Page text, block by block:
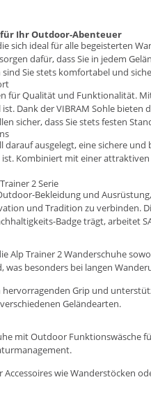
Ihr Outdoor-Abenteuer
sich ideal für alle
dafür, dass Sie in jedem
Sie stets komfortabel und
für Qualität und Funktionalität.
Dank der VIBRAM Sohle
sicher, dass Sie stets festen
darauf ausgelegt, eine sichere
Kombiniert mit einer
2 Serie
Bekleidung und
und Tradition zu verbinden.
Badge trägt, arbeitet
Alp Trainer 2 Wanderschuhe
besonders bei langen
Grip und
Geländearten.
mitOutdoor Funktionswäsche
wie Wanderstöcken